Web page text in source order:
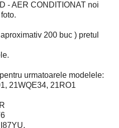
- AER CONDITIONAT noi
200 buc ) pretul
urmatoarele modelele:
21WQE34, 21RO1